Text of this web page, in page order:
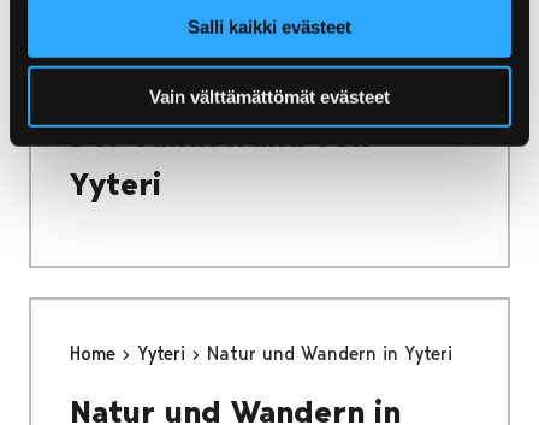
Salli kaikki evästeet
Vain välttämättömät evästeet
Der Sandstrand von
Yyteri
Home Yyteri Natur und Wandern in Yyteri
Natur und Wandern in